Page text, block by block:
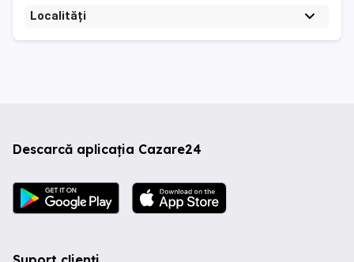
Localități
Descarcă aplicația Cazare24